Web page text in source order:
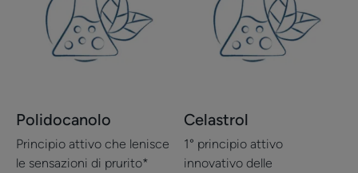
Polidocanolo
Principio attivo che lenisce
le sensazioni di prurito*
Celastrol
1° principio attivo
innovativo delle